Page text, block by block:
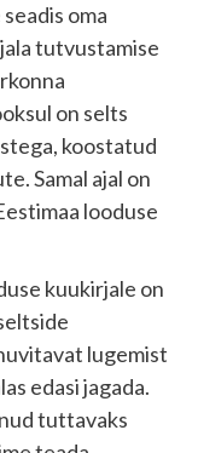
oma
tutvustamise
on selts
koostatud
Samal ajal on
looduse
kuukirjale on
lugemist
edasi jagada.
tuttavaks